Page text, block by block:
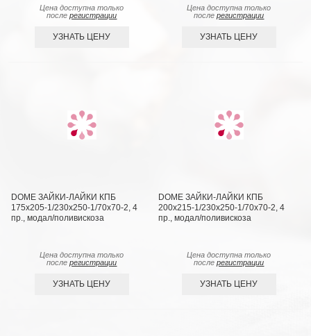
Цена доступна только
послерегистрации
УЗНАТЬ ЦЕНУ
Цена доступна только
послерегистрации
УЗНАТЬ ЦЕНУ
DOME ЗАЙКИ-ЛАЙКИ КПБ
175х205-1/230х250-1/70х70-2, 4
пр., модал/поливискоза
Цена доступна только
послерегистрации
УЗНАТЬ ЦЕНУ
DOME ЗАЙКИ-ЛАЙКИ КПБ
200х215-1/230х250-1/70х70-2, 4
пр., модал/поливискоза
Цена доступна только
послерегистрации
УЗНАТЬ ЦЕНУ